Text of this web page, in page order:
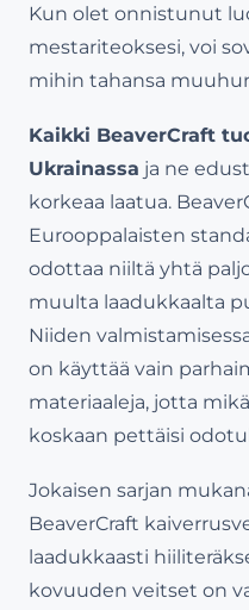
Kun olet onnistunut
mestariteoksesi, voi
mihin tahansa
Kaikki BeaverCraft
Ukrainassa ja ne
korkeaa laatua.
Eurooppalaisten
odottaa niiltä yhtä
muulta laadukkaalta
Niiden
on käyttää vain
materiaaleja, jotta
koskaan pettäisi
Jokaisen sarjan
BeaverCraft
laadukkaasti
kovuuden veitset on